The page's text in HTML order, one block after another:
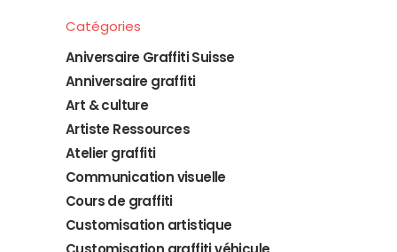
Catégories
Aniversaire Graffiti Suisse
Anniversaire graffiti
Art & culture
Artiste Ressources
Atelier graffiti
Communication visuelle
Cours de graffiti
Customisation artistique